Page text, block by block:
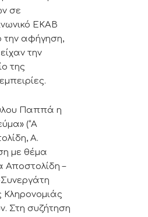
σε
ΕΚΑΒ
την αφήγηση,
την
της
Παππά η
(“A
Α.
με θέμα
Αποστολίδη –
Κληρονομιάς
Στη συζήτηση